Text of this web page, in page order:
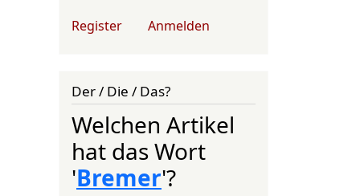
User account menu
Register Anmelden
Der / Die / Das?
Welchen Artikel
hat das Wort
'Bremer'?